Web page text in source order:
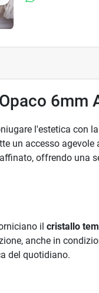
6mm
l'estetica con
un accesso
offrendo una
il cristallo
anche in
del quotidiano.